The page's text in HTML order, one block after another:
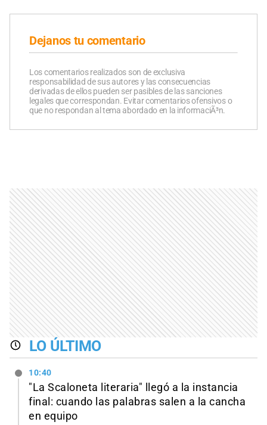
Dejanos tu comentario
Los comentarios realizados son de exclusiva
responsabilidad de sus autores y las consecuencias
derivadas de ellos pueden ser pasibles de las sanciones
legales que correspondan. Evitar comentarios ofensivos o
que no respondan al tema abordado en la informaciÃ³n.
LO ÚLTIMO
10:40
"La Scaloneta literaria" llegó a la instancia
final: cuando las palabras salen a la cancha
en equipo